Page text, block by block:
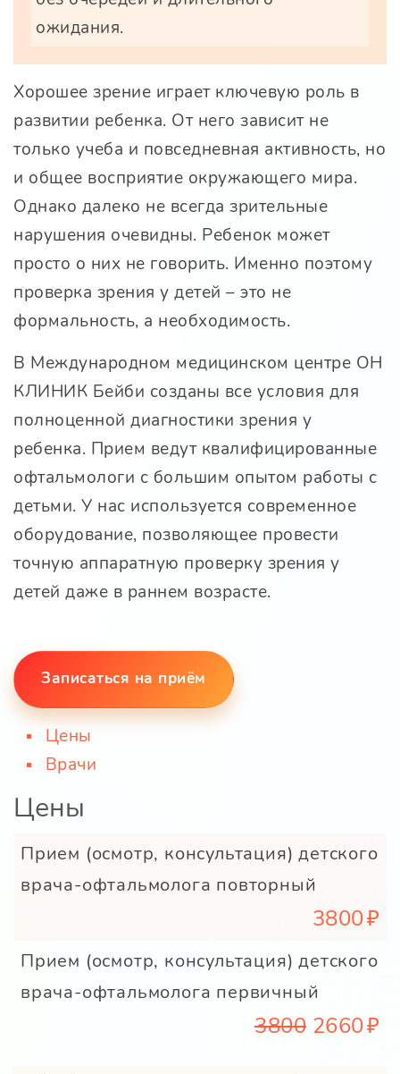
ожидания.
Хорошее зрение играет ключевую роль в
развитии ребенка. От него зависит не
только учеба и повседневная активность, но
и общее восприятие окружающего мира.
Однако далеко не всегда зрительные
нарушения очевидны. Ребенок может
просто о них не говорить. Именно поэтому
проверка зрения у детей – это не
формальность, а необходимость.
В Международном медицинском центре ОН
КЛИНИК Бейби созданы все условия для
полноценной диагностики зрения у
ребенка. Прием ведут квалифицированные
офтальмологи с большим опытом работы с
детьми. У нас используется современное
оборудование, позволяющее провести
точную аппаратную проверку зрения у
детей даже в раннем возрасте.
Записаться на приём
Цены
Врачи
Цены
Прием (осмотр, консультация) детского
врача-офтальмолога повторный
3800
Прием (осмотр, консультация) детского
врача-офтальмолога первичный
3800 2660